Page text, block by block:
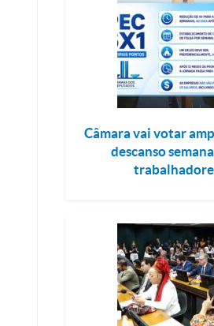
Câmara vai votar
descanso